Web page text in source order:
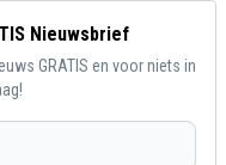
Nieuwsbrief
GRATIS en voor niets in